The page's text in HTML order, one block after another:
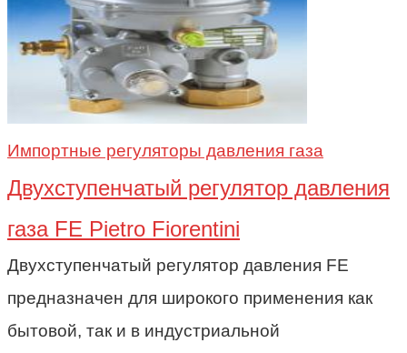
Импортные регуляторы давления газа
Двухступенчатый регулятор давления
газа FE Pietro Fiorentini
Двухступенчатый регулятор давления FE
предназначен для широкого применения как
бытовой, так и в индустриальной